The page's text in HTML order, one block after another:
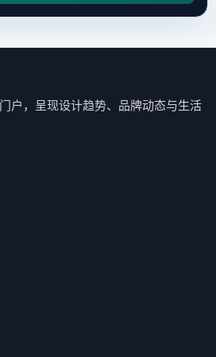
户，呈现设计趋势、品牌动态与生活